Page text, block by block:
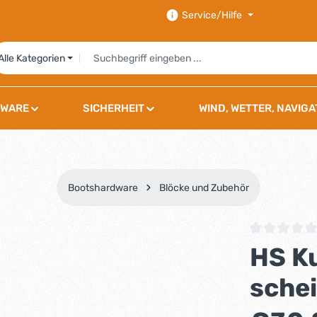
Service/Hilfe
Kategorien
SICHERHEIT WIND, WETTER,
Bootshardware Blöcke und Zubehör
HS
Regulärer